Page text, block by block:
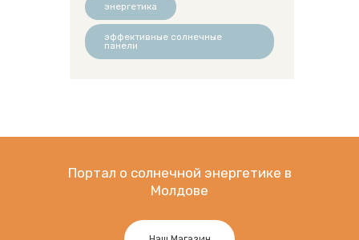
энергетика
эффективные солнечные
панели
Портал о солнечной энергетике в
Молдове